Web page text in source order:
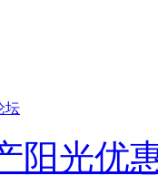
坛
阳光优